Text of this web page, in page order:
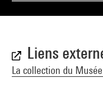
Liens
La collection du